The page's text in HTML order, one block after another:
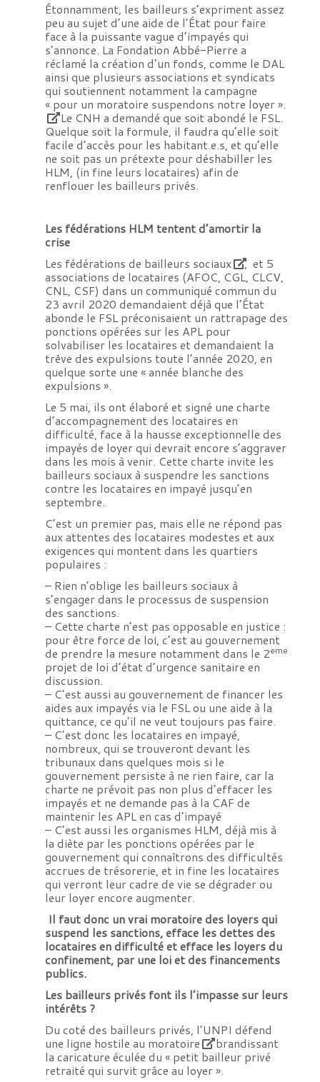
Étonnamment, les bailleurs s’expriment assez
peu au sujet d’une aide de l’État pour faire
face à la puissante vague d’impayés qui
s’annonce. La Fondation Abbé-Pierre a
réclamé la création d’un fonds, comme le DAL
ainsi que plusieurs associations et syndicats
qui soutiennent notamment la campagne
« pour un moratoire suspendons notre loyer ».
Le CNH a demandé que soit abondé le FSL.
Quelque soit la formule, il faudra qu’elle soit
facile d’accès pour les habitant.e.s, et qu’elle
ne soit pas un prétexte pour déshabiller les
HLM, (in fine leurs locataires) afin de
renflouer les bailleurs privés.
Les fédérations HLM tentent d’amortir la
crise
Les fédérations de bailleurs sociaux
, et 5
associations de locataires (AFOC, CGL, CLCV,
CNL, CSF) dans un communiqué commun du
23 avril 2020 demandaient déjà que l’État
abonde le FSL préconisaient un rattrapage des
ponctions opérées sur les APL pour
solvabiliser les locataires et demandaient la
trêve des expulsions toute l’année 2020, en
quelque sorte une « année blanche des
expulsions ».
Le 5 mai, ils ont élaboré et signé une charte
d’accompagnement des locataires en
difficulté, face à la hausse exceptionnelle des
impayés de loyer qui devrait encore s’aggraver
dans les mois à venir. Cette charte invite les
bailleurs sociaux à suspendre les sanctions
contre les locataires en impayé jusqu’en
septembre.
C’est un premier pas, mais elle ne répond pas
aux attentes des locataires modestes et aux
exigences qui montent dans les quartiers
populaires :
– Rien n’oblige les bailleurs sociaux à
s’engager dans le processus de suspension
des sanctions.
– Cette charte n’est pas opposable en justice :
pour être force de loi, c’est au gouvernement
de prendre la mesure notamment dans le 2eme
projet de loi d’état d’urgence sanitaire en
discussion.
– C’est aussi au gouvernement de financer les
aides aux impayés via le FSL ou une aide à la
quittance, ce qu’il ne veut toujours pas faire.
– C’est donc les locataires en impayé,
nombreux, qui se trouveront devant les
tribunaux dans quelques mois si le
gouvernement persiste à ne rien faire, car la
charte ne prévoit pas non plus d’effacer les
impayés et ne demande pas à la CAF de
maintenir les APL en cas d’impayé
– C’est aussi les organismes HLM, déjà mis à
la diète par les ponctions opérées par le
gouvernement qui connaîtrons des difficultés
accrues de trésorerie, et in fine les locataires
qui verront leur cadre de vie se dégrader ou
leur loyer encore augmenter.
Il faut donc un vrai moratoire des loyers qui
suspend les sanctions, efface les dettes des
locataires en difficulté et efface les loyers du
confinement, par une loi et des financements
publics.
Les bailleurs privés font ils l’impasse sur leurs
intérêts ?
Du coté des bailleurs privés, l’UNPI défend
une ligne hostile au moratoire
brandissant
la caricature éculée du « petit bailleur privé
retraité qui survit grâce au loyer ».